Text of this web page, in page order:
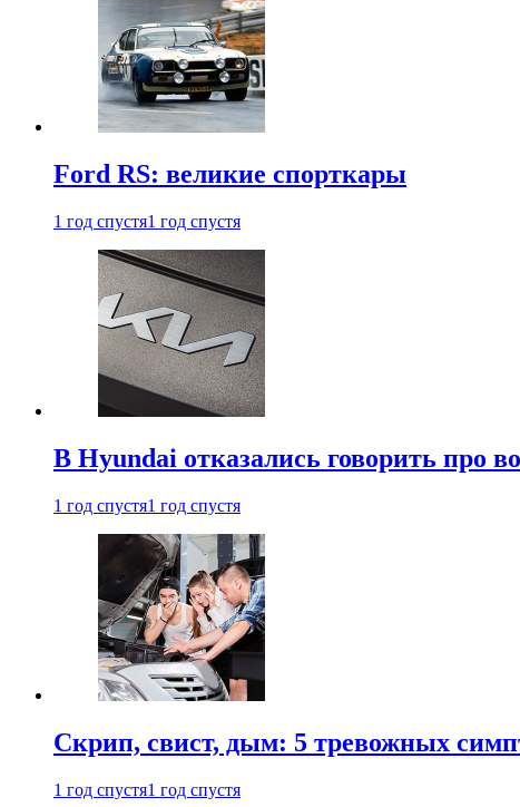
Ford RS: великие спорткары
1 год спустя1 год спустя
В Hyundai отказались говорить про
1 год спустя1 год спустя
Скрип, свист, дым: 5 тревожных
1 год спустя1 год спустя